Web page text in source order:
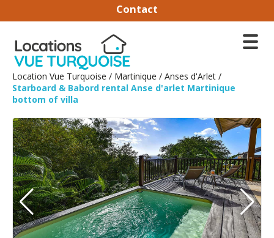
Contact
Location Vue Turquoise / Martinique / Anses d'Arlet /
Starboard & Babord rental Anse d'arlet Martinique
bottom of villa